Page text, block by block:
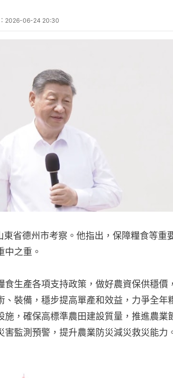
2026-06-24 20:30
省德州市考察。他指出，保障糧食等重
中之重。
食生產各項支持政策，做好農資保供穩價
、裝備，穩步提高單產和效益，力爭全年
施，確保高標準農田建設質量，推進農業
害監測預警，提升農業防災減災救災能力